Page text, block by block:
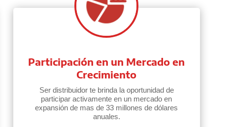
Participación en un Mercado en
Crecimiento
Ser distribuidor te brinda la oportunidad de
participar activamente en un mercado en
expansión de mas de 33 millones de dólares
anuales.